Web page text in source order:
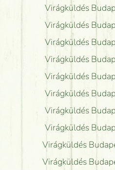
Virágküldés
Virágküldés
Virágküldés
Virágküldés
Virágküldés
Virágküldés
Virágküldés
Virágküldés
Virágküldés
Virágküldés